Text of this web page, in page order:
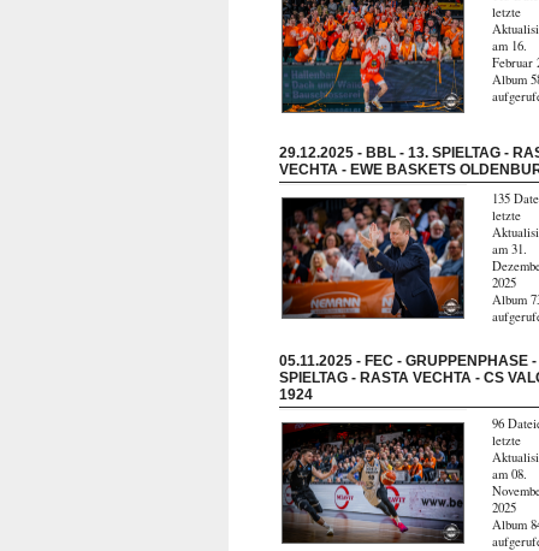
letzte
am 16.
Februar
Album
29.12.2025 - BBL - 13. SPIELTAG -
VECHTA - EWE BASKETS
135
letzte
am 31.
2025
Album
05.11.2025 - FEC - GRUPPENPHASE -
SPIELTAG - RASTA VECHTA - CS
1924
96
letzte
am 08.
2025
Album